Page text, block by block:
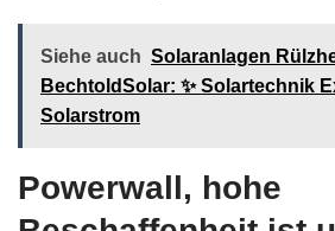
Siehe auch Solaranlagen
BechtoldSolar: ✨ Solartechnik
Solarstrom
Powerwall, hohe